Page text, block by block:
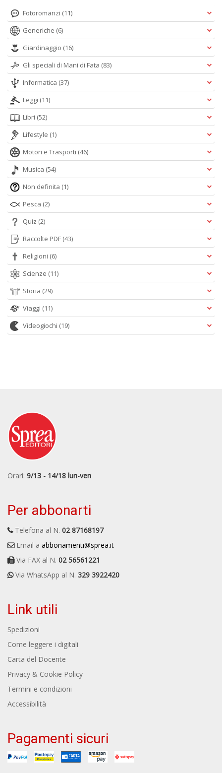
Fotoromanzi (11)
Generiche (6)
Giardinaggio (16)
Gli speciali di Mani di Fata (83)
Informatica (37)
Leggi (11)
Libri (52)
Lifestyle (1)
Motori e Trasporti (46)
Musica (54)
Non definita (1)
Pesca (2)
Quiz (2)
Raccolte PDF (43)
Religioni (6)
Scienze (11)
Storia (29)
Viaggi (11)
Videogiochi (19)
Orari: 9/13 - 14/18 lun-ven
Per abbonarti
Telefona al N. 02 87168197
Email a abbonamenti@sprea.it
Via FAX al N. 02 56561221
Via WhatsApp al N. 329 3922420
Link utili
Spedizioni
Come leggere i digitali
Carta del Docente
Privacy & Cookie Policy
Termini e condizioni
Accessibilità
Pagamenti sicuri